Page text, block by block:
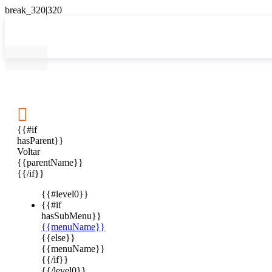

{{#if
hasParent}}
Voltar
{{parentName}}
{{/if}}
{{#level0}}
{{#if
hasSubMenu}}
{{menuName}}
{{else}}
{{menuName}}
{{/if}}